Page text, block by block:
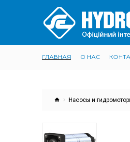
ГЛАВНАЯ О НАС
Насосы и